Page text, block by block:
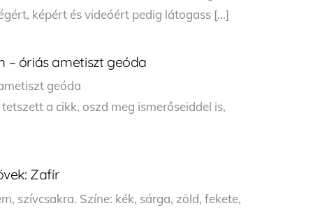
képért és videóért pedig látogass […]
– óriás ametiszt geóda
geóda
a cikk, oszd meg ismerőseiddel is,
Zafír
szívcsakra. Színe: kék, sárga, zöld, fekete,